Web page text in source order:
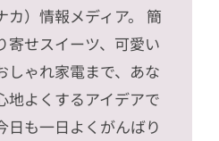
カ）情報メディア。 簡
寄せスイーツ、可愛い
しゃれ家電まで、あな
地よくするアイデアで
日も一日よくがんばり